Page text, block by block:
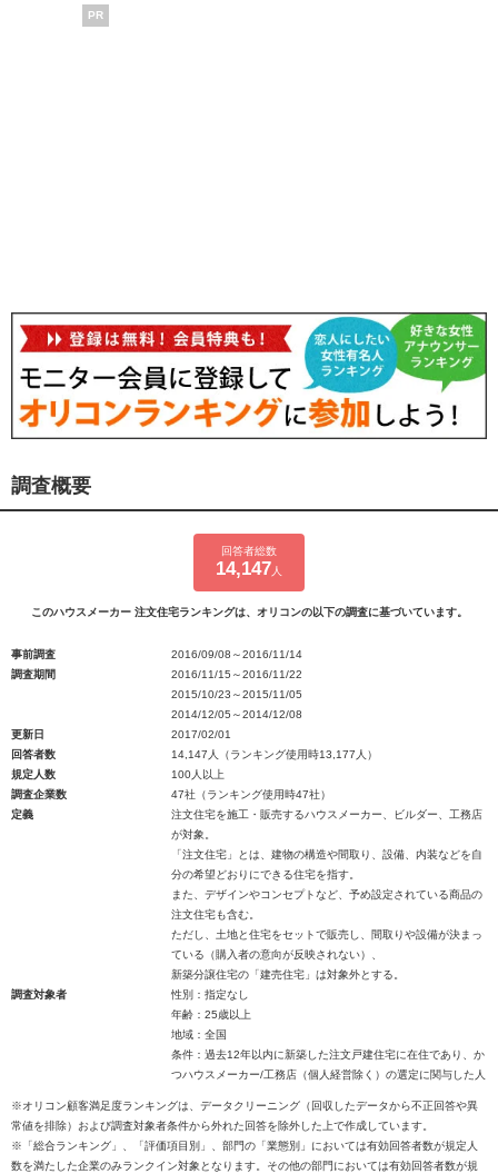
PR
調査概要
回答者総数
14,147人
このハウスメーカー 注文住宅ランキングは、オリコンの以下の調査に基づいています。
事前調査
2016/09/08～2016/11/14
調査期間
2016/11/15～2016/11/22
2015/10/23～2015/11/05
2014/12/05～2014/12/08
更新日
2017/02/01
回答者数
14,147人（ランキング使用時13,177人）
規定人数
100人以上
調査企業数
47社（ランキング使用時47社）
定義
注文住宅を施工・販売するハウスメーカー、ビルダー、工務店
が対象。
「注文住宅」とは、建物の構造や間取り、設備、内装などを自
分の希望どおりにできる住宅を指す。
また、デザインやコンセプトなど、予め設定されている商品の
注文住宅も含む。
ただし、土地と住宅をセットで販売し、間取りや設備が決まっ
ている（購入者の意向が反映されない）、
新築分譲住宅の「建売住宅」は対象外とする。
調査対象者
性別：指定なし
年齢：25歳以上
地域：全国
条件：過去12年以内に新築した注文戸建住宅に在住であり、か
つハウスメーカー/工務店（個人経営除く）の選定に関与した人
※オリコン顧客満足度ランキングは、データクリーニング（回収したデータから不正回答や異
常値を排除）および調査対象者条件から外れた回答を除外した上で作成しています。
※「総合ランキング」、「評価項目別」、部門の「業態別」においては有効回答者数が規定人
数を満たした企業のみランクイン対象となります。その他の部門においては有効回答者数が規